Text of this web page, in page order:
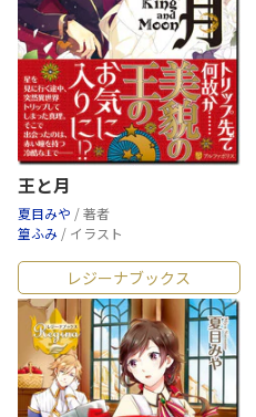
王と月
夏目みや / 著者
篁ふみ / イラスト
レジーナブックス